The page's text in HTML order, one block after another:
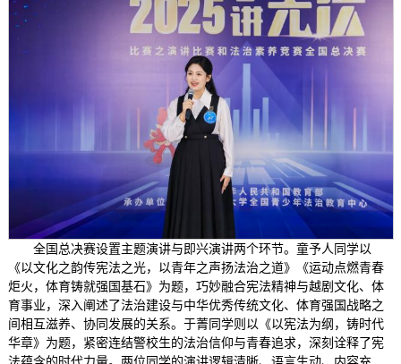
全国总决赛设置主题演讲与即兴演讲两个环节。童予人同学以
《以文化之韵传宪法之光，以青年之声扬法治之道》《运动点燃青春
炬火，体育铸就强国基石》为题，巧妙融合宪法精神与越剧文化、体
育事业，深入阐述了法治建设与中华优秀传统文化、体育强国战略之
间相互滋养、协同发展的关系。于菁同学则以《以宪法为纲，铸时代
华章》为题，紧密连结警校生的法治信仰与青春追求，深刻诠释了宪